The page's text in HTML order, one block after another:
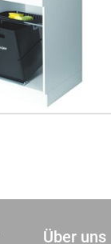
Über uns